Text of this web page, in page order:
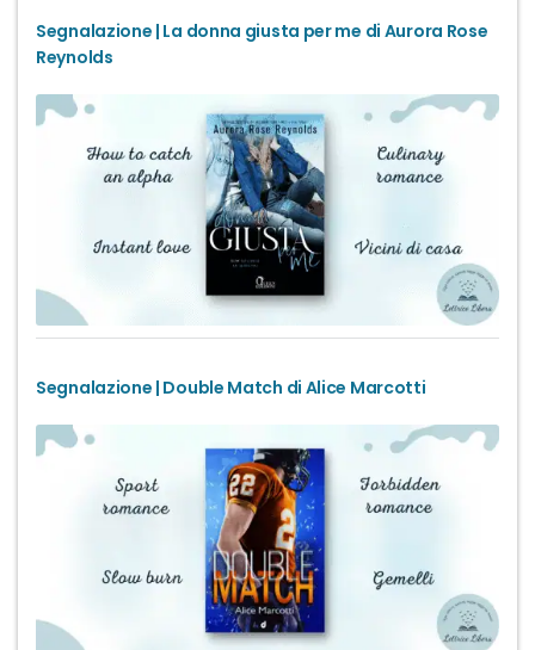
Segnalazione | La donna giusta per me di Aurora Rose
Reynolds
Segnalazione | Double Match di Alice Marcotti